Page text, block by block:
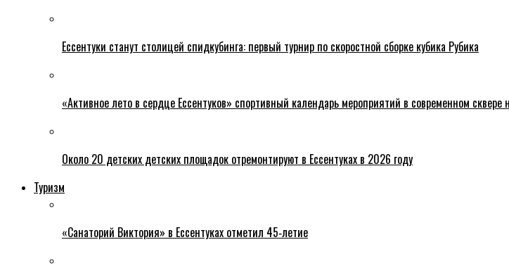
Ессентуки станут столицей спидкубинга: первый турнир по скоростной сборке кубика Рубика
«Активное лето в сердце Ессентуков» спортивный календарь мероприятий в современном сквере
Около 20 детских детских площадок отремонтируют в Ессентуках в 2026 году
Туризм
«Санаторий Виктория» в Ессентуках отметил 45‑летие